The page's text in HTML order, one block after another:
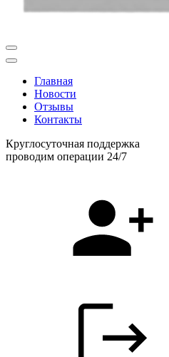
Главная
Новости
Отзывы
Контакты
Круглосуточная поддержка
проводим операции 24/7